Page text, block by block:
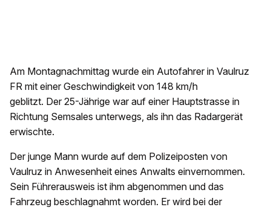
Am Montagnachmittag wurde ein Autofahrer in Vaulruz
FR mit einer Geschwindigkeit von 148 km/h
geblitzt. Der 25-Jährige war auf einer Hauptstrasse in
Richtung Semsales unterwegs, als ihn das Radargerät
erwischte.
Der junge Mann wurde auf dem Polizeiposten von
Vaulruz in Anwesenheit eines Anwalts einvernommen.
Sein Führerausweis ist ihm abgenommen und das
Fahrzeug beschlagnahmt worden. Er wird bei der